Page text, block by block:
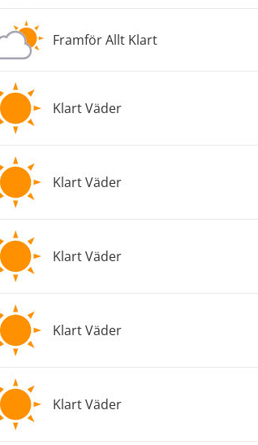
Framför Allt Klart
Klart Väder
Klart Väder
Klart Väder
Klart Väder
Klart Väder